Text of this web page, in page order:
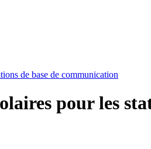
de base de communication
pour les